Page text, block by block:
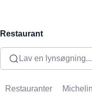
Restaurant
Lav en lynsøgning...
Restauranter Michelin